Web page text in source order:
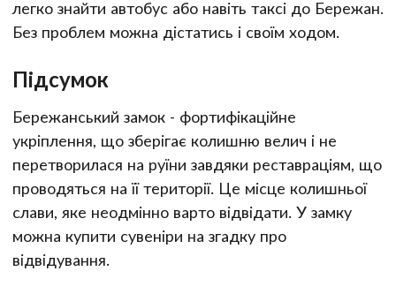
легко знайти автобус або навіть таксі до Бережан.
Без проблем можна дістатись і своїм ходом.
Підсумок
Бережанський замок - фортифікаційне
укріплення, що зберігає колишню велич і не
перетворилася на руїни завдяки реставраціям, що
проводяться на її території. Це місце колишньої
слави, яке неодмінно варто відвідати. У замку
можна купити сувеніри на згадку про
відвідування.